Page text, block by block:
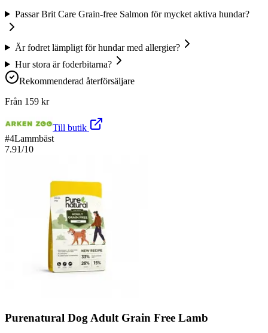
Passar Brit Care Grain-free Salmon för mycket aktiva hundar?
Är fodret lämpligt för hundar med allergier?
Hur stora är foderbitarna?
Rekommenderad återförsäljare
Från 159 kr
Till butik
#4Lammbäst
7.91/10
Purenatural Dog Adult Grain Free Lamb